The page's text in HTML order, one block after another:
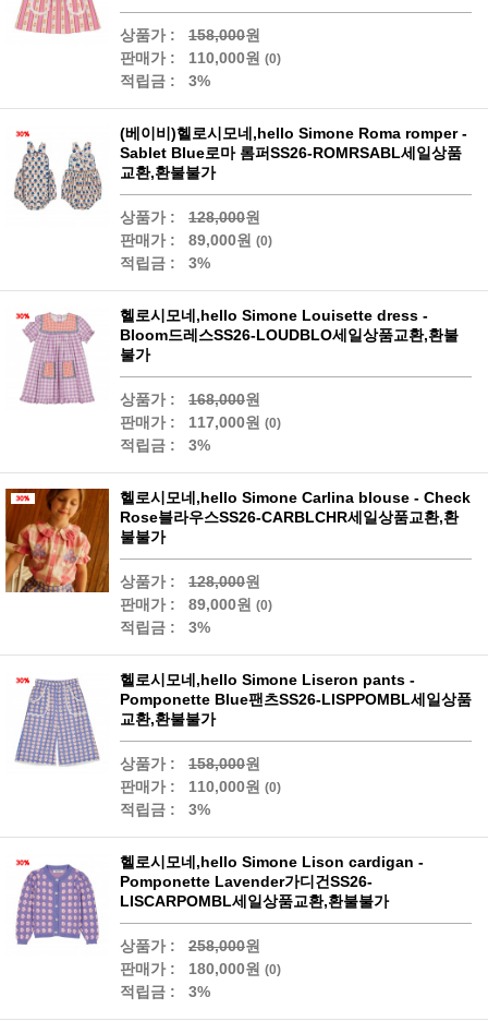
상품가 : 158,000원
판매가 :
110,000원 (0)
적립금 : 3%
(베이비)헬로시모네,hello Simone Roma romper -
Sablet Blue로마 롬퍼SS26-ROMRSABL세일상품
교환,환불불가
상품가 : 128,000원
판매가 :
89,000원 (0)
적립금 : 3%
헬로시모네,hello Simone Louisette dress -
Bloom드레스SS26-LOUDBLO세일상품교환,환불
불가
상품가 : 168,000원
판매가 :
117,000원 (0)
적립금 : 3%
헬로시모네,hello Simone Carlina blouse - Check
Rose블라우스SS26-CARBLCHR세일상품교환,환
불불가
상품가 : 128,000원
판매가 :
89,000원 (0)
적립금 : 3%
헬로시모네,hello Simone Liseron pants -
Pomponette Blue팬츠SS26-LISPPOMBL세일상품
교환,환불불가
상품가 : 158,000원
판매가 :
110,000원 (0)
적립금 : 3%
헬로시모네,hello Simone Lison cardigan -
Pomponette Lavender가디건SS26-
LISCARPOMBL세일상품교환,환불불가
상품가 : 258,000원
판매가 :
180,000원 (0)
적립금 : 3%